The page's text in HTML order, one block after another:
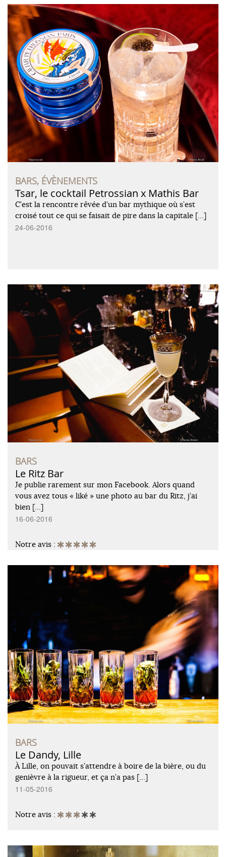
BARS, ÉVÈNEMENTS
Tsar, le cocktail Petrossian x Mathis Bar
C’est la rencontre rêvée d’un bar mythique où s’est
croisé tout ce qui se faisait de pire dans la capitale […]
24-06-2016
BARS
Le Ritz Bar
Je publie rarement sur mon Facebook. Alors quand
vous avez tous « liké » une photo au bar du Ritz, j’ai
bien […]
16-06-2016
Notre avis :
BARS
Le Dandy, Lille
À Lille, on pouvait s’attendre à boire de la bière, ou du
genièvre à la rigueur, et ça n’a pas […]
11-05-2016
Notre avis :